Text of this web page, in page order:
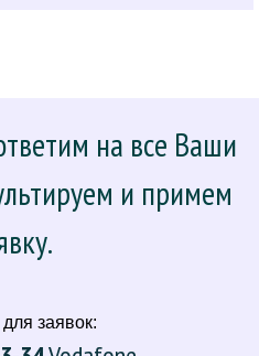
на все Ваши
и примем
заявок: